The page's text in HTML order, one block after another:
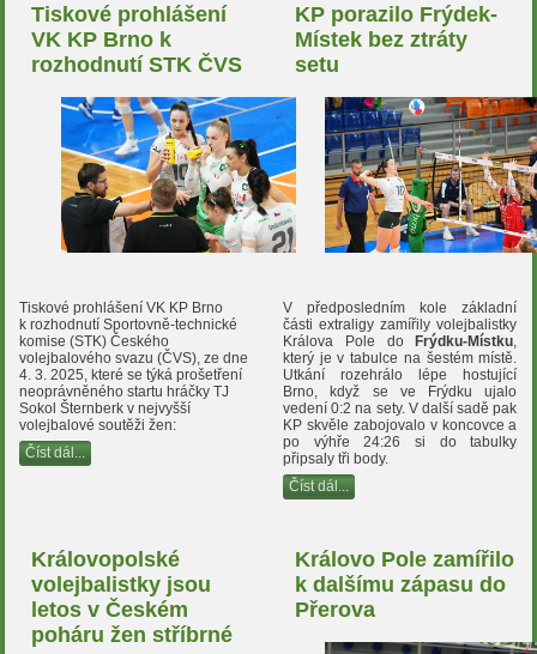
Tiskové prohlášení
VK KP Brno k
rozhodnutí STK ČVS
Tiskové prohlášení VK KP Brno
k rozhodnutí Sportovně-technické
komise (STK) Českého
volejbalového svazu (ČVS), ze dne
4. 3. 2025, které se týká prošetření
neoprávněného startu hráčky TJ
Sokol Šternberk v nejvyšší
volejbalové soutěži žen:
Číst dál...
KP porazilo Frýdek-
Místek bez ztráty
setu
V předposledním kole základní
části extraligy zamířily volejbalistky
Králova Pole doFrýdku-Místku,
který je v tabulce na šestém místě.
Utkání rozehrálo lépe hostující
Brno, když se ve Frýdku ujalo
vedení 0:2 na sety. V další sadě pak
KP skvěle zabojovalo v koncovce a
po výhře 24:26 si do tabulky
připsaly tři body.
Číst dál...
Královopolské
volejbalistky jsou
letos v Českém
poháru žen stříbrné
Královo Pole zamířilo
k dalšímu zápasu do
Přerova